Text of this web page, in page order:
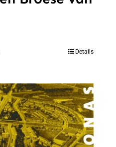
Details